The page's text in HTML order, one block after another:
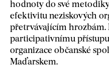
hodnoty do své
efektivitu neziskových
přetrvávajícím hrozbám.
participativnímu
organizace občanské
Maďarskem.